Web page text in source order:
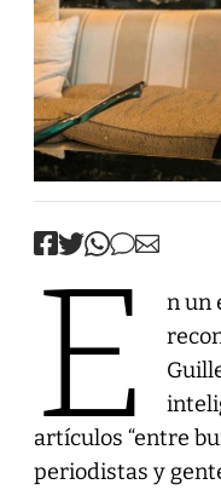
E
n un
artículos “entre
periodistas y